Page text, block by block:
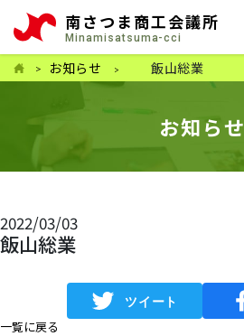
南さつま商工会議所
Minamisatsuma-cci
お知らせ 飯山総業
お知らせ
2022/03/03
飯山総業
一覧に戻る